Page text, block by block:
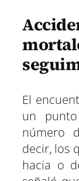
El
un
número
decir, los
hacia o